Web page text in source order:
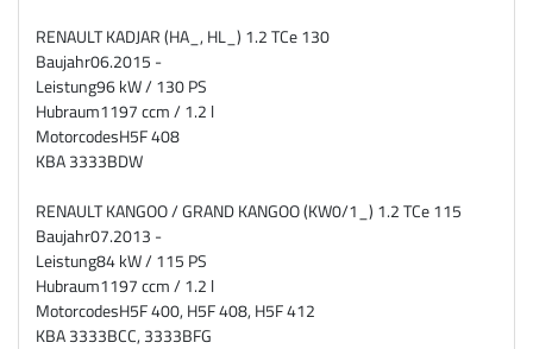
RENAULT KADJAR (HA_, HL_) 1.2 TCe 130
Baujahr06.2015 -
Leistung96 kW / 130 PS
Hubraum1197 ccm / 1.2 l
MotorcodesH5F 408
KBA3333BDW
RENAULT KANGOO / GRAND KANGOO (KW0/1_) 1.2 TCe 115
Baujahr07.2013 -
Leistung84 kW / 115 PS
Hubraum1197 ccm / 1.2 l
MotorcodesH5F 400, H5F 408, H5F 412
KBA3333BCC, 3333BFG